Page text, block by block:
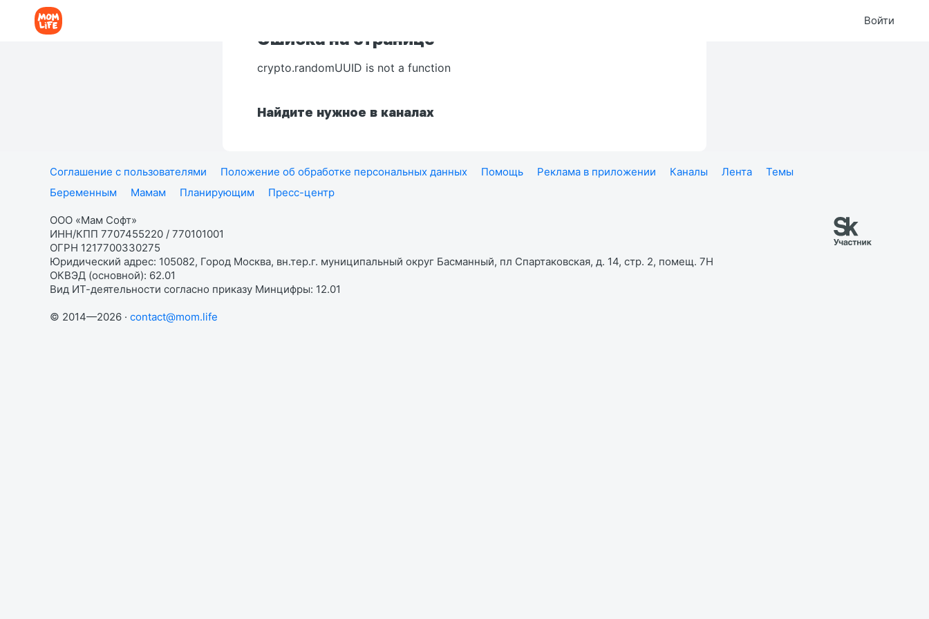
Войти
Ошибка на странице
crypto.randomUUID is not a function
Найдите нужное в каналах
Соглашение с пользователями Положение об обработке персональных данных Помощь Реклама в приложении Каналы Лента
Темы
Беременным
Мамам Планирующим Пресс-центр
ООО «Мам Софт»
ИНН/КПП 7707455220 / 770101001
ОГРН 1217700330275
Юридический адрес: 105082, Город Москва, вн.тер.г. муниципальный округ Басманный, пл Спартаковская, д. 14, стр. 2, помещ. 7Н
ОКВЭД (основной): 62.01
Вид ИТ-деятельности согласно приказу Минцифры: 12.01
© 2014—2026 · contact@mom.life